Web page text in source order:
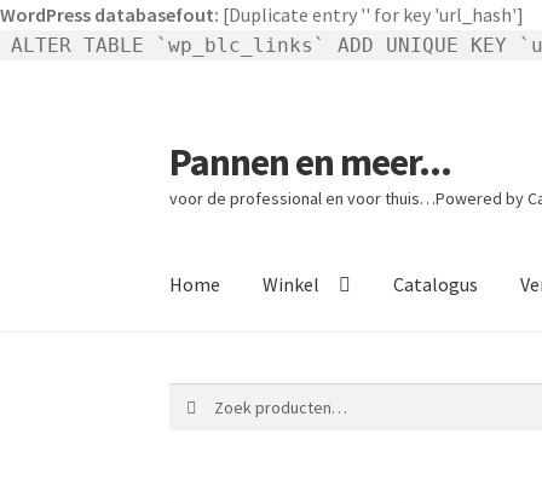
WordPress databasefout: [Duplicate entry '' for key 'url_hash']
ALTER TABLE `wp_blc_links` ADD UNIQUE
Ga
door
naar
Ga
naar
de
Pannen en meer...
voor de professional en voor thuis…Powered by
Home Winkel Catalogus